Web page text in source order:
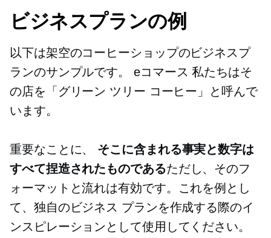
ビジネスプランの例
以下は架空のコーヒーショップのビジネスプ
ランのサンプルです。 eコマース 私たちはそ
の店を「グリーン ツリー コーヒー」と呼んで
います。
重要なことに、 そこに含まれる事実と数字は
すべて捏造されたものであるただし、そのフ
ォーマットと流れは有効です。これを例とし
て、独自のビジネス プランを作成する際のイ
ンスピレーションとして使用してください。